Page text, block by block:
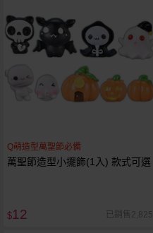
Q萌造型萬聖節必備
萬聖節造型小擺飾(1入) 款式可選
$12 已銷售2,825